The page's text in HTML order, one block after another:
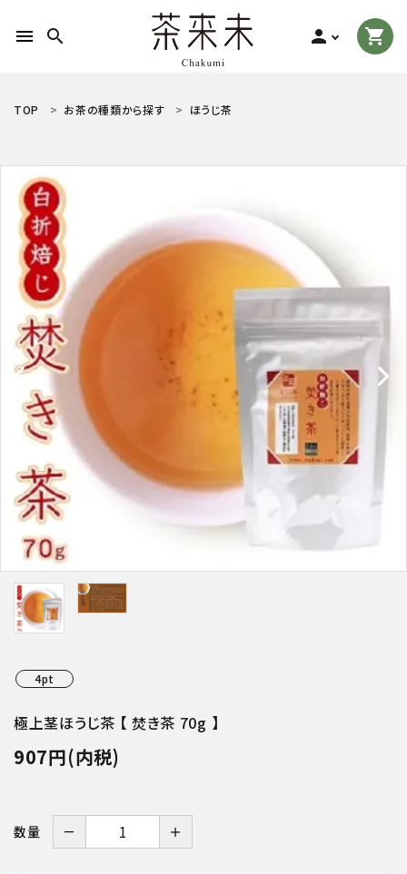
menu search person shopping_cart
search
ACCOUNT MENU
ようこそ ゲスト 様
meeting_room ログイン person 新規会員登録
お茶の種類から探す
食品から探す
ティーグッズから探す
特集アイテムから探す
ガイドライン
TOP お茶の種類から探す ほうじ茶
4pt
極上茎ほうじ茶 【 焚き茶 70g 】
907円(内税)
数量 － ＋